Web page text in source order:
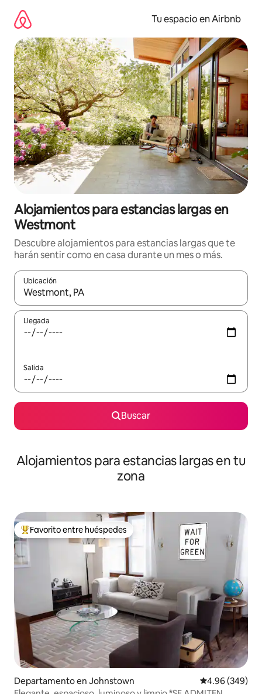
contenido
Tu espacio en Airbnb
Alojamientos para estancias largas en
Westmont
Descubre alojamientos para estancias largas que te
harán sentir como en casa durante un mes o más.
Ubicación
Cuando los resultados estén disponibles, podrás navegar
Llegada
Salida
Buscar
Alojamientos para estancias largas en tu
zona
De los mejores en Favorito entre huéspedes
Favorito entre huéspedes
Departamento en Johnstown Calificación
4.96 (349)